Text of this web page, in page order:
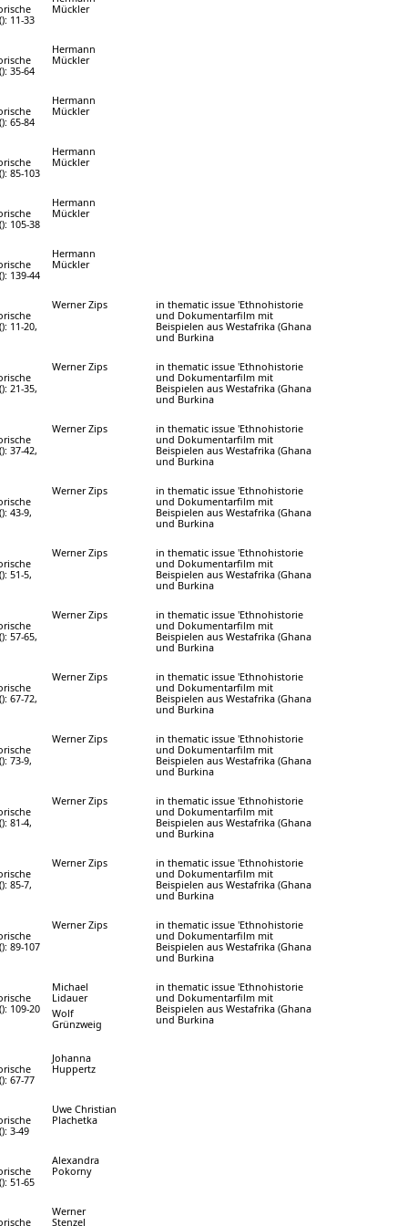
11-33
Mückler
35-64
Hermann
Mückler
65-84
Hermann
Mückler
85-103
Hermann
Mückler
105-38
Hermann
Mückler
139-44
Hermann
Mückler
11-20,
Werner Zips
in thematic issue 'Ethnohistorie
und Dokumentarfilm mit
Beispielen aus Westafrika (Ghana
und Burkina
21-35,
Werner Zips
in thematic issue 'Ethnohistorie
und Dokumentarfilm mit
Beispielen aus Westafrika (Ghana
und Burkina
37-42,
Werner Zips
in thematic issue 'Ethnohistorie
und Dokumentarfilm mit
Beispielen aus Westafrika (Ghana
und Burkina
43-9,
Werner Zips
in thematic issue 'Ethnohistorie
und Dokumentarfilm mit
Beispielen aus Westafrika (Ghana
und Burkina
51-5,
Werner Zips
in thematic issue 'Ethnohistorie
und Dokumentarfilm mit
Beispielen aus Westafrika (Ghana
und Burkina
57-65,
Werner Zips
in thematic issue 'Ethnohistorie
und Dokumentarfilm mit
Beispielen aus Westafrika (Ghana
und Burkina
67-72,
Werner Zips
in thematic issue 'Ethnohistorie
und Dokumentarfilm mit
Beispielen aus Westafrika (Ghana
und Burkina
73-9,
Werner Zips
in thematic issue 'Ethnohistorie
und Dokumentarfilm mit
Beispielen aus Westafrika (Ghana
und Burkina
81-4,
Werner Zips
in thematic issue 'Ethnohistorie
und Dokumentarfilm mit
Beispielen aus Westafrika (Ghana
und Burkina
85-7,
Werner Zips
in thematic issue 'Ethnohistorie
und Dokumentarfilm mit
Beispielen aus Westafrika (Ghana
und Burkina
89-107
Werner Zips
in thematic issue 'Ethnohistorie
und Dokumentarfilm mit
Beispielen aus Westafrika (Ghana
und Burkina
109-20
Michael
Lidauer
Wolf
Grünzweig
in thematic issue 'Ethnohistorie
und Dokumentarfilm mit
Beispielen aus Westafrika (Ghana
und Burkina
67-77
Johanna
Huppertz
3-49
Uwe Christian
Plachetka
51-65
Alexandra
Pokorny
Werner
Stenzel